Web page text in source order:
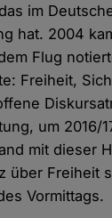
im
hat. 2004
Flug
Freiheit,
um 2016/
mit dieser
über Freiheit
Vormittags.